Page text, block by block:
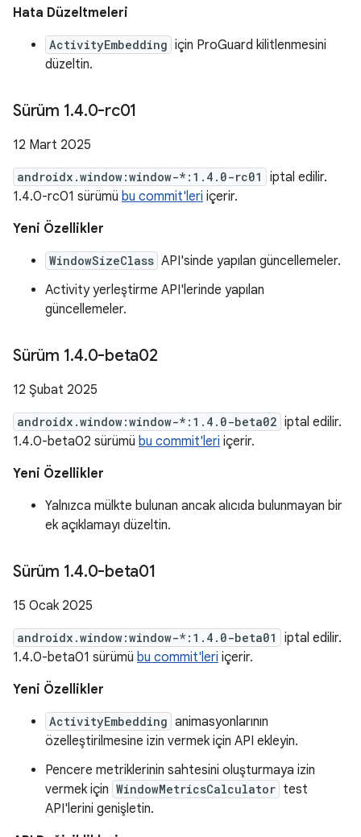
Hata Düzeltmeleri
ActivityEmbedding için ProGuard kilitlenmesini
düzeltin.
Sürüm 1.4.0-rc01
12 Mart 2025
androidx.window:window-*:1.4.0-rc01
iptal edilir.
1.4.0-rc01 sürümü bu commit'leri içerir.
Yeni Özellikler
WindowSizeClass API'sinde yapılan güncellemeler.
Activity yerleştirme API'lerinde yapılan
güncellemeler.
Sürüm 1.4.0-beta02
12 Şubat 2025
androidx.window:window-*:1.4.0-beta02 iptal edilir.
1.4.0-beta02 sürümü bu commit'leri içerir.
Yeni Özellikler
Yalnızca mülkte bulunan ancak alıcıda bulunmayan bir
ek açıklamayı düzeltin.
Sürüm 1.4.0-beta01
15 Ocak 2025
androidx.window:window-*:1.4.0-beta01
iptal edilir.
1.4.0-beta01 sürümü bu commit'leri içerir.
Yeni Özellikler
ActivityEmbedding animasyonlarının
özelleştirilmesine izin vermek için API ekleyin.
Pencere metriklerinin sahtesini oluşturmaya izin
vermek için WindowMetricsCalculator test
API'lerini genişletin.